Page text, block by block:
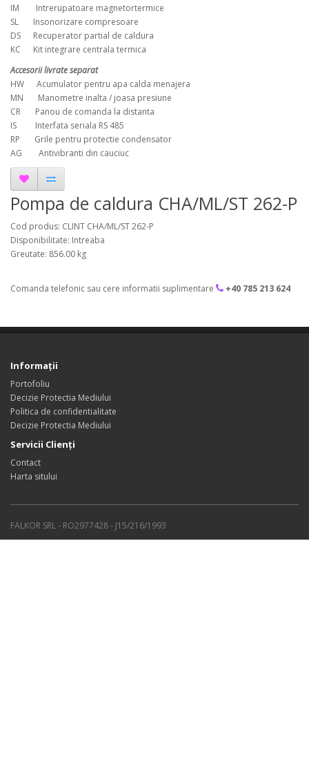
IM Intrerupatoare magnetortermice
SL Insonorizare compresoare
DS Recuperator partial de caldura
KC Kit integrare centrala termica
Accesorii livrate separat
HW Acumulator pentru apa calda menajera
MN Manometre inalta / joasa presiune
CR Panou de comanda la distanta
IS Interfata seriala RS 485
RP Grile pentru protectie condensator
AG Antivibranti din cauciuc
Pompa de caldura CHA/ML/ST 262-P
Cod produs: CLINT CHA/ML/ST 262-P
Disponibilitate: Intreaba
Greutate: 856.00 kg
Comanda telefonic sau cere informatii suplimentare +40 785 213 624
Informaţii
Portofoliu
Decizie Protectia Mediului
Politica de confidentialitate
Decizie Protectia Mediului
Servicii Clienţi
Contact
Harta sitului
FALKOR SRL - RO2977428 - J15/216/1993